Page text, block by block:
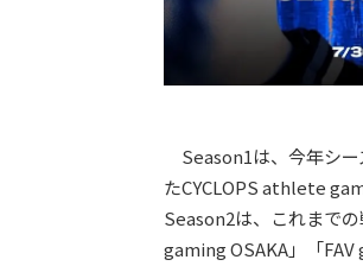
Season1は、今年シー
たCYCLOPS athlete
Season2は、これまで
gaming OSAKA」「